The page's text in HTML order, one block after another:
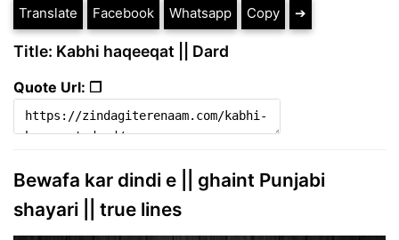
Translate Facebook Whatsapp Copy ➔
Title: Kabhi haqeeqat || Dard
Quote Url: ❐
Bewafa kar dindi e || ghaint Punjabi
shayari || true lines